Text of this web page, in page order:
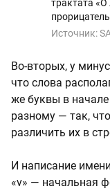
трактата
Источник:
Во-вторых, у
что слова
же буквы в
разному — так,
различить их в
И написание имени
«v» — начальная